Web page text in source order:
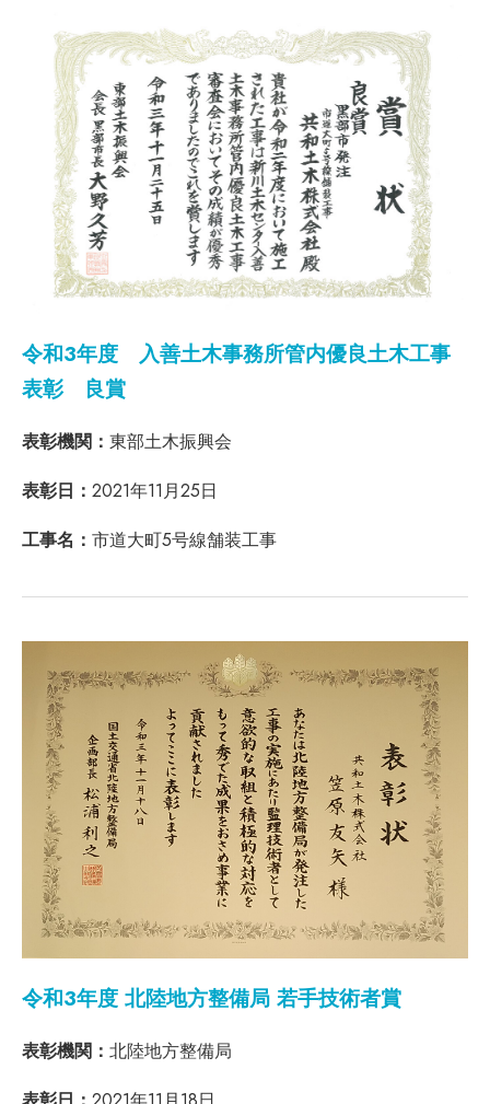
令和3年度 入善土木事務所管内優良土木工事
表彰 良賞
表彰機関： 東部土木振興会
表彰日： 2021年11月25日
工事名： 市道大町5号線舗装工事
令和3年度 北陸地方整備局 若手技術者賞
表彰機関： 北陸地方整備局